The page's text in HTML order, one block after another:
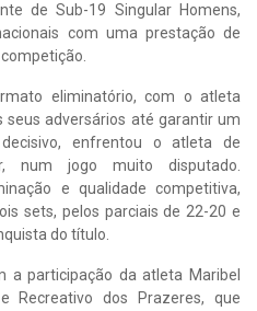
de Sub-19 Singular Homens,
com uma prestação de
eliminatório, com o atleta
adversários até garantir um
enfrentou o atleta de
num jogo muito disputado.
e qualidade competitiva,
sets, pelos parciais de 22-20 e
do título.
a participação da atleta Maribel
Recreativo dos Prazeres, que